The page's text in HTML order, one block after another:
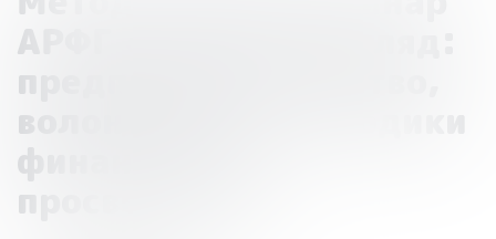
АРФГ «Женский взгляд:
предпринимательство,
волонтерство, методики
финансового
просвещения»